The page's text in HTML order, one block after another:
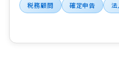
税務顧問 確定申告